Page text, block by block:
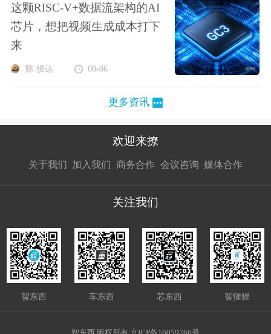
这颗RISC-V+数据流架构的AI
芯片，想把视频生成成本打下
来
陈 骏达 08-06
更多资讯
欢迎来撩
关于我们 加入我们
接扔简历
商务合作
接开聊
会议咨询 媒体合作
接开聊
关注我们
智东西 车东西 芯东西 智猩猩